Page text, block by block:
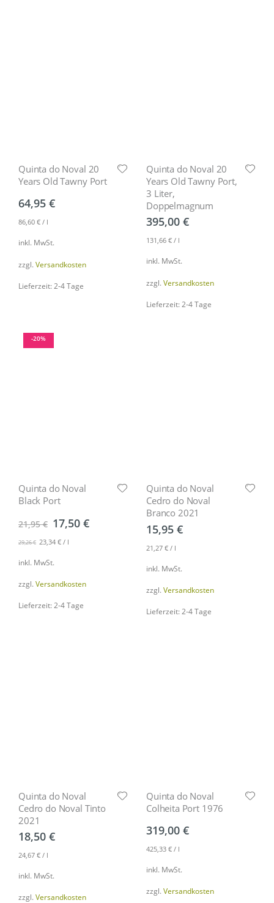
Quinta do Noval 20
Years Old Tawny Port
64,95 €
86,60 € / l
inkl. MwSt.
zzgl. Versandkosten
Lieferzeit: 2-4 Tage
Quinta do Noval 20
Years Old Tawny Port,
3 Liter,
Doppelmagnum
395,00 €
131,66 € / l
inkl. MwSt.
zzgl. Versandkosten
Lieferzeit: 2-4 Tage
-20%
Quinta do Noval
Black Port
21,95€ 17,50€
29,26€ 23,34 €/ l
inkl. MwSt.
zzgl. Versandkosten
Lieferzeit: 2-4 Tage
Quinta do Noval
Cedro do Noval
Branco 2021
15,95 €
21,27 € / l
inkl. MwSt.
zzgl. Versandkosten
Lieferzeit: 2-4 Tage
Quinta do Noval
Cedro do Noval Tinto
2021
18,50 €
24,67 € / l
inkl. MwSt.
zzgl. Versandkosten
Quinta do Noval
Colheita Port 1976
319,00 €
425,33 € / l
inkl. MwSt.
zzgl. Versandkosten